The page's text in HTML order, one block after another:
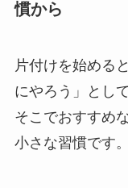
慣から
片付けを始める
にやろう」とし
そこでおすすめ
小さな習慣です。